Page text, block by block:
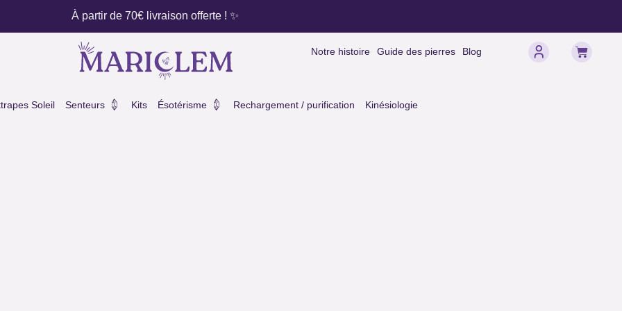
À partir de 70€ livraison offerte ! ✨
Notre histoire Guide des pierres Blog Panier
Soleil Senteurs Ouvrir Senteurs
Kits Ésotérisme Ouvrir Ésotérisme
Rechargement / purification Kinésiologie